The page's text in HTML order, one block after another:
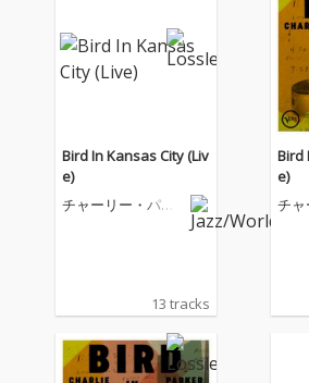
Bird In Kansas City (Liv
e)
チャーリー・パー
13 tracks
Bird
e)
チャ